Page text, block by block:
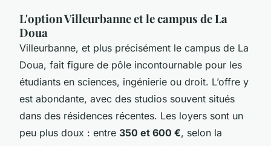
L'option Villeurbanne et le campus de La
Doua
Villeurbanne, et plus précisément le campus de La
Doua, fait figure de pôle incontournable pour les
étudiants en sciences, ingénierie ou droit. L’offre y
est abondante, avec des studios souvent situés
dans des résidences récentes. Les loyers sont un
peu plus doux : entre 350 et 600 €, selon la